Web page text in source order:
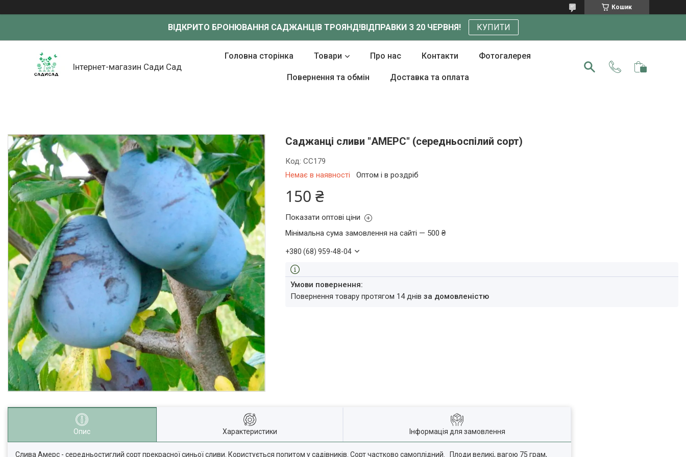
Кошик
ВІДКРИТО БРОНЮВАННЯ САДЖАНЦІВ ТРОЯНД!ВІДПРАВКИ З 20 ЧЕРВНЯ! КУПИТИ
Інтернет-магазин Сади Сад
Головна сторінка Товари Про нас Контакти Фотогалерея
Повернення та обмін Доставка та оплата
Саджанці сливи "АМЕРС" (середньоспілий сорт)
Немає в наявності Оптом і в роздріб
Код:СС179
150 ₴
Показати оптові ціни
Мінімальна сума замовлення на сайті — 500 ₴
+380 (68) 959-48-04
повернення товару протягом 14 днівза домовленістю
Опис Характеристики Інформація для замовлення
Слива Амерс - середньостиглий сорт прекрасної синьої сливи. Користується попитом у садівників. Сорт частково самоплідний. Плоди великі, вагою 75 грам,